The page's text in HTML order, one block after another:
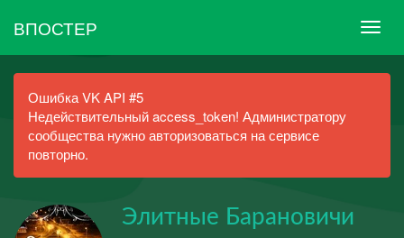
ВПОСТЕР
Ошибка VK API #5
Недействительный access_token! Администратору
сообщества нужно авторизоваться на сервисе
повторно.
Элитные Барановичи